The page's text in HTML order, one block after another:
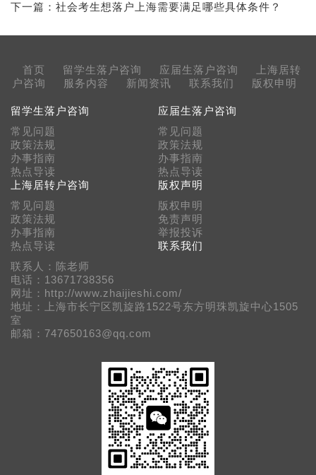
下一篇： 社会考生想落户上海需要满足哪些具体条件？
首页 留学生落户咨询 应届生落户咨询
上海居转
户咨询
服务内容 新闻资讯 联系我们 版权申明
留学生落户咨询
常见问题
政策法规
办事指南
热点导读
应届生落户咨询
常见问题
政策法规
办事指南
热点导读
上海居转户咨询
常见问题
政策法规
办事指南
热点导读
版权声明
版权申明
免责声明
举报投诉
联系我们
联系人：陈老师
电话：13671738356
网址：http://www.zhaijieshi.com/
地址：上海市长宁区凯旋路1522号东方明珠凯旋中心1505
室
邮箱：747650163@qq.com